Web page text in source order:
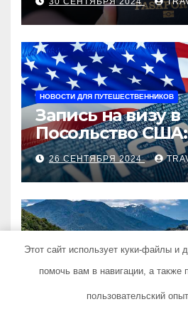
НОВОСТИ ДЛЯ ПУТЕШЕСТВЕННИКОВ
Запись на визу в
Посольство США:
Пошаговое
26 СЕНТЯБРЯ 2024
ПОЛЕЗНЫЕ СОВЕТЫ
Экскурсии в
Путешествие в
Черноморского
Этот сайт использует куки-файлы и
помочь вам в навигации, а также
пользовательский опыт.